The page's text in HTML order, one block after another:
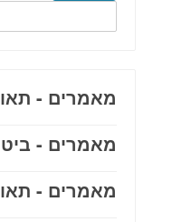
מאמרים -
מאמרים -
מאמרים -